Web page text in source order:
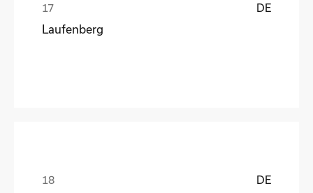
DE
Laufenberg
DE